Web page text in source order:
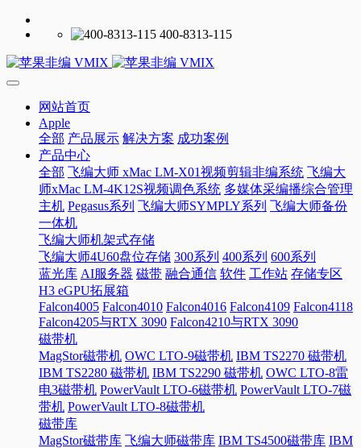
400-8313-115
网站首页
Apple
全部 产品展示 解决方案 成功案例
产品中心
全部 飞编大师 xMac LM-X01视频剪辑非编系统 飞编大
师xMac LM-4K12S视频调色系统 多媒体采编播综合管理
主机 Pegasus系列 飞编大师SYMPLY系列 飞编大师备份
一体机
飞编大师机架式存储
飞编大师4U60盘位存储 300系列 400系列 600系列
蓝光库 AI服务器 磁带 融合通信 软件 工作站 存储专区
H3 eGPU拓展箱
Falcon4005 Falcon4010 Falcon4016 Falcon4109 Falcon4118
Falcon4205与RTX 3090 Falcon4210与RTX 3090
磁带机
MagStor磁带机 OWC LTO-9磁带机 IBM TS2270 磁带机
IBM TS2280 磁带机 IBM TS2290 磁带机 OWC LTO-8雷
电3磁带机 PowerVault LTO-6磁带机 PowerVault LTO-7磁
带机 PowerVault LTO-8磁带机
磁带库
MagStor磁带库 飞编大师磁带库 IBM TS4500磁带库 IBM